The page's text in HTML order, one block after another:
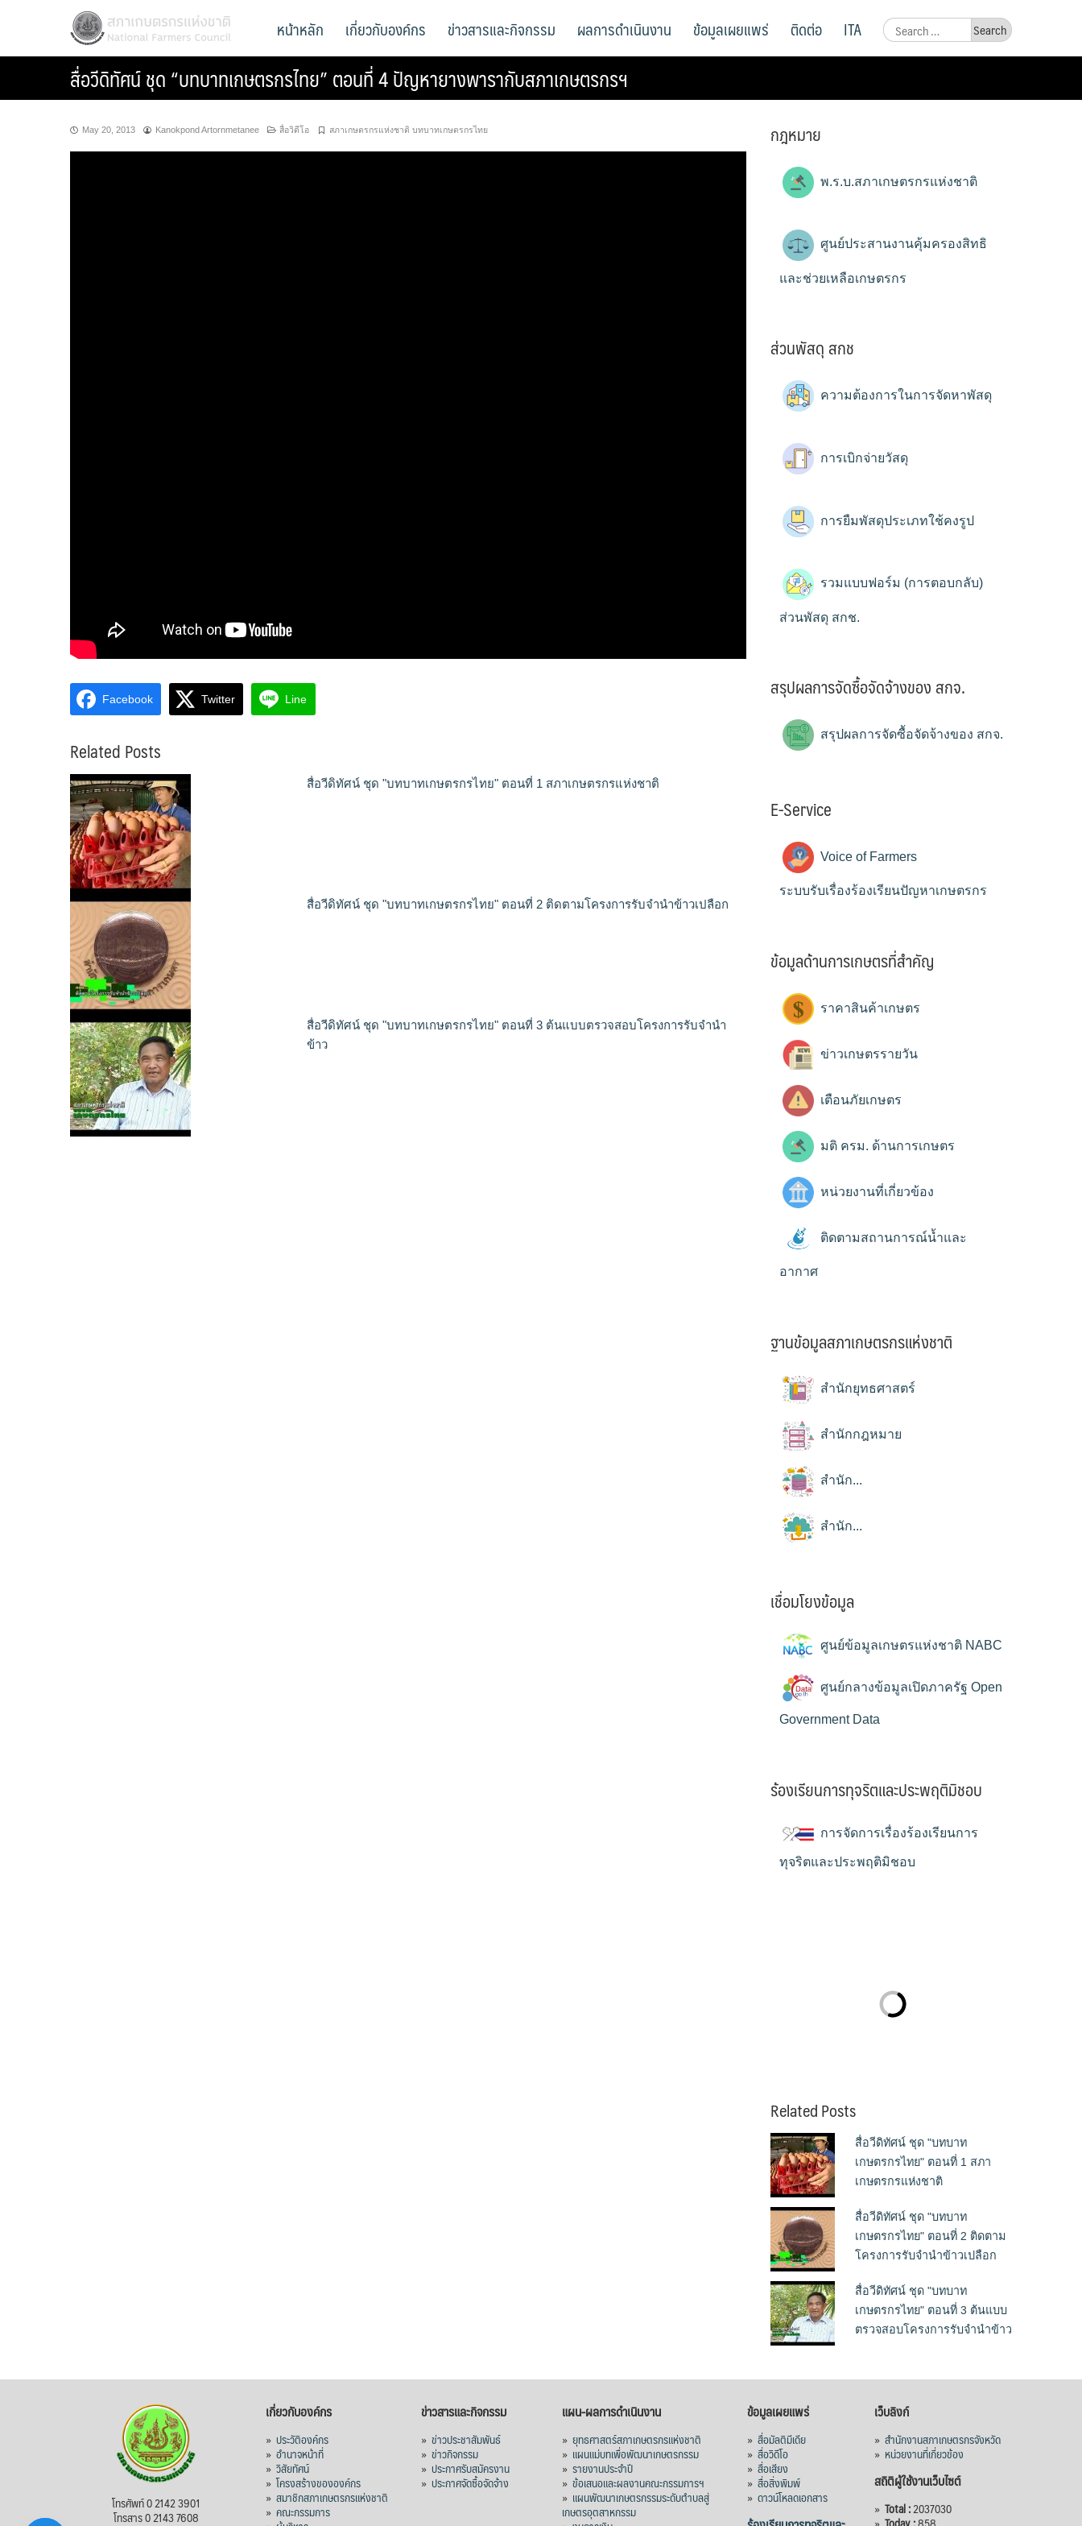
สภาเกษตรกรแห่งชาติ
National Farmers Council
Search
for:
หน้าหลัก เกี่ยวกับองค์กร ข่าวสารและกิจกรรม ผลการดำเนินงาน ข้อมูลเผยแพร่ ติดต่อ ITA
สื่อวีดิทัศน์ ชุด “บทบาทเกษตรกรไทย” ตอนที่ 4 ปัญหายางพารากับสภาเกษตรกรฯ
May 20, 2013 Kanokpond Artornmetanee สื่อวิดีโอ สภาเกษตรกรแห่งชาติ บทบาทเกษตรกรไทย
Facebook Twitter Line
Related Posts
สื่อวีดิทัศน์ ชุด "บทบาทเกษตรกรไทย" ตอนที่ 1 สภาเกษตรกรแห่งชาติ
สื่อวีดิทัศน์ ชุด "บทบาทเกษตรกรไทย" ตอนที่ 2 ติดตามโครงการรับจำนำข้าวเปลือก
สื่อวีดิทัศน์ ชุด "บทบาทเกษตรกรไทย" ตอนที่ 3 ต้นแบบตรวจสอบโครงการรับจำนำ
ข้าว
กฎหมาย
พ.ร.บ.สภาเกษตรกรแห่งชาติ
ศูนย์ประสานงานคุ้มครองสิทธิ
และช่วยเหลือเกษตรกร
ส่วนพัสดุ สกช
ความต้องการในการจัดหาพัสดุ
การเบิกจ่ายวัสดุ
การยืมพัสดุประเภทใช้คงรูป
รวมแบบฟอร์ม (การตอบกลับ)
ส่วนพัสดุ สกช.
สรุปผลการจัดซื้อจัดจ้างของ สกจ.
สรุปผลการจัดซื้อจัดจ้างของ สกจ.
E-Service
Voice of Farmers
ระบบรับเรื่องร้องเรียนปัญหาเกษตรกร
ข้อมูลด้านการเกษตรที่สำคัญ
ราคาสินค้าเกษตร
ข่าวเกษตรรายวัน
เตือนภัยเกษตร
มติ ครม. ด้านการเกษตร
หน่วยงานที่เกี่ยวข้อง
ติดตามสถานการณ์น้ำและ
อากาศ
ฐานข้อมูลสภาเกษตรกรแห่งชาติ
สำนักยุทธศาสตร์
สำนักกฎหมาย
สำนัก...
สำนัก...
เชื่อมโยงข้อมูล
ศูนย์ข้อมูลเกษตรแห่งชาติ NABC
ศูนย์กลางข้อมูลเปิดภาครัฐ Open
Government Data
ร้องเรียนการทุจริตและประพฤติมิชอบ
การจัดการเรื่องร้องเรียนการ
ทุจริตและประพฤติมิชอบ
Related Posts
สื่อวีดิทัศน์ ชุด "บทบาท
เกษตรกรไทย" ตอนที่ 1 สภา
เกษตรกรแห่งชาติ
สื่อวีดิทัศน์ ชุด "บทบาท
เกษตรกรไทย" ตอนที่ 2 ติดตาม
โครงการรับจำนำข้าวเปลือก
สื่อวีดิทัศน์ ชุด "บทบาท
เกษตรกรไทย" ตอนที่ 3 ต้นแบบ
ตรวจสอบโครงการรับจำนำข้าว
โทรศัพท์ 0 2142 3901
โทรสาร 0 2143 7608
เกี่ยวกับองค์กร
»ประวัติองค์กร
»อำนาจหน้าที่
»วิสัยทัศน์
»โครงสร้างขององค์กร
»สมาชิกสภาเกษตรกรแห่งชาติ
»คณะกรรมการ
ข่าวสารและกิจกรรม
»ข่าวประชาสัมพันธ์
»ข่าวกิจกรรม
»ประกาศรับสมัครงาน
»ประกาศจัดซื้อจัดจ้าง
แผน-ผลการดำเนินงาน
» ยุทธศาสตร์สภาเกษตรกรแห่งชาติ
» แผนแม่บทเพื่อพัฒนาเกษตรกรรม
» รายงานประจำปี
» ข้อเสนอและผลงานคณะกรรมการฯ
» แผนพัฒนาเกษตรกรรมระดับตำบลสู่
เกษตรอุตสาหกรรม
ข้อมูลเผยแพร่
» สื่อมัลติมีเดีย
» สื่อวิดีโอ
» สื่อเสียง
» สื่อสิ่งพิมพ์
» ดาวน์โหลดเอกสาร
เว็บลิงก์
» สำนักงานสภาเกษตรกรจังหวัด
» หน่วยงานที่เกี่ยวข้อง
สถิติผู้ใช้งานเว็บไซต์
» Total :2037030